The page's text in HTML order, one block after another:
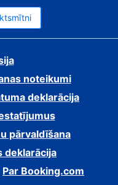
noteikumi
deklarācija
pārvaldīšana
deklarācija
Par Booking.com